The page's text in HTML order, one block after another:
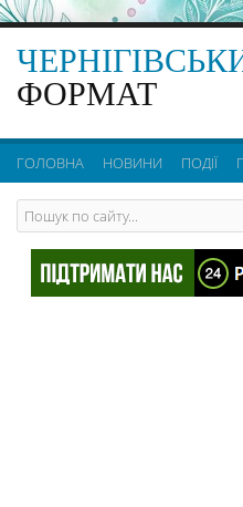
ФОРМАТ
ГОЛОВНА НОВИНИ ПОДІЇ